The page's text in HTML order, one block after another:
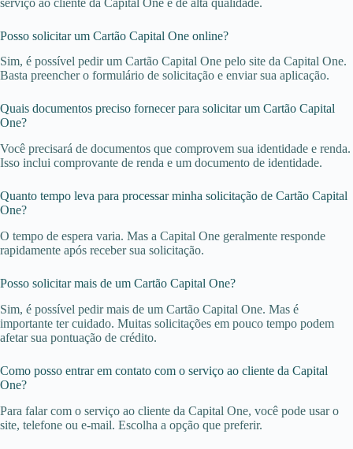
Posso solicitar um Cartão Capital One online?
Sim, é possível pedir um Cartão Capital One pelo site da Capital One.
Basta preencher o formulário de solicitação e enviar sua aplicação.
Quais documentos preciso fornecer para solicitar um Cartão Capital
One?
Você precisará de documentos que comprovem sua identidade e renda.
Isso inclui comprovante de renda e um documento de identidade.
Quanto tempo leva para processar minha solicitação de Cartão Capital
One?
O tempo de espera varia. Mas a Capital One geralmente responde
rapidamente após receber sua solicitação.
Posso solicitar mais de um Cartão Capital One?
Sim, é possível pedir mais de um Cartão Capital One. Mas é
importante ter cuidado. Muitas solicitações em pouco tempo podem
afetar sua pontuação de crédito.
Como posso entrar em contato com o serviço ao cliente da Capital
One?
Para falar com o serviço ao cliente da Capital One, você pode usar o
site, telefone ou e-mail. Escolha a opção que preferir.